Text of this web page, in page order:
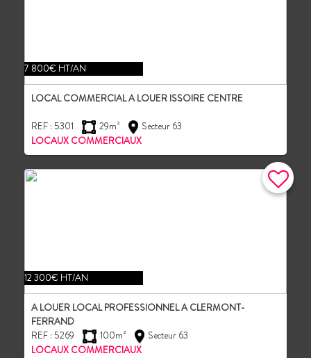
7 800€ HT/AN
LOCAL COMMERCIAL A LOUER ISSOIRE CENTRE
REF : 5301 29m²
Secteur 63
LOCAUX COMMERCIAUX
12 300€ HT/AN
A LOUER LOCAL PROFESSIONNEL A CLERMONT-
FERRAND
REF : 5269
100m²
Secteur 63
LOCAUX COMMERCIAUX